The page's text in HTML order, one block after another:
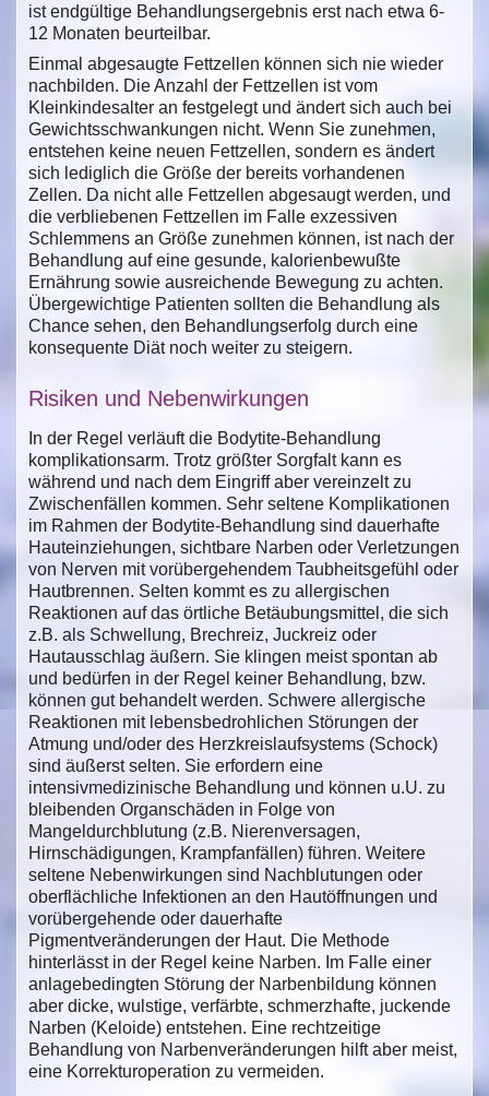
ist endgültige Behandlungsergebnis erst nach etwa 6-
12 Monaten beurteilbar.
Einmal abgesaugte Fettzellen können sich nie wieder
nachbilden. Die Anzahl der Fettzellen ist vom
Kleinkindesalter an festgelegt und ändert sich auch bei
Gewichtsschwankungen nicht. Wenn Sie zunehmen,
entstehen keine neuen Fettzellen, sondern es ändert
sich lediglich die Größe der bereits vorhandenen
Zellen. Da nicht alle Fettzellen abgesaugt werden, und
die verbliebenen Fettzellen im Falle exzessiven
Schlemmens an Größe zunehmen können, ist nach der
Behandlung auf eine gesunde, kalorienbewußte
Ernährung sowie ausreichende Bewegung zu achten.
Übergewichtige Patienten sollten die Behandlung als
Chance sehen, den Behandlungserfolg durch eine
konsequente Diät noch weiter zu steigern.
Risiken und Nebenwirkungen
In der Regel verläuft die Bodytite-Behandlung
komplikationsarm. Trotz größter Sorgfalt kann es
während und nach dem Eingriff aber vereinzelt zu
Zwischenfällen kommen. Sehr seltene Komplikationen
im Rahmen der Bodytite-Behandlung sind dauerhafte
Hauteinziehungen, sichtbare Narben oder Verletzungen
von Nerven mit vorübergehendem Taubheitsgefühl oder
Hautbrennen. Selten kommt es zu allergischen
Reaktionen auf das örtliche Betäubungsmittel, die sich
z.B. als Schwellung, Brechreiz, Juckreiz oder
Hautausschlag äußern. Sie klingen meist spontan ab
und bedürfen in der Regel keiner Behandlung, bzw.
können gut behandelt werden. Schwere allergische
Reaktionen mit lebensbedrohlichen Störungen der
Atmung und/oder des Herzkreislaufsystems (Schock)
sind äußerst selten. Sie erfordern eine
intensivmedizinische Behandlung und können u.U. zu
bleibenden Organschäden in Folge von
Mangeldurchblutung (z.B. Nierenversagen,
Hirnschädigungen, Krampfanfällen) führen. Weitere
seltene Nebenwirkungen sind Nachblutungen oder
oberflächliche Infektionen an den Hautöffnungen und
vorübergehende oder dauerhafte
Pigmentveränderungen der Haut. Die Methode
hinterlässt in der Regel keine Narben. Im Falle einer
anlagebedingten Störung der Narbenbildung können
aber dicke, wulstige, verfärbte, schmerzhafte, juckende
Narben (Keloide) entstehen. Eine rechtzeitige
Behandlung von Narbenveränderungen hilft aber meist,
eine Korrekturoperation zu vermeiden.